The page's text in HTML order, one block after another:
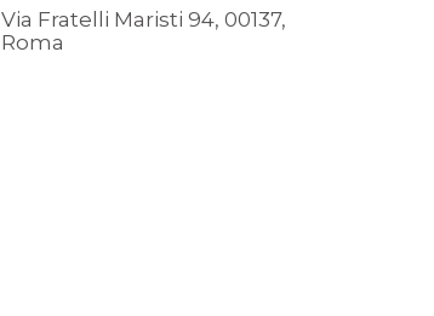
Via Fratelli Maristi 94, 00137,
Roma